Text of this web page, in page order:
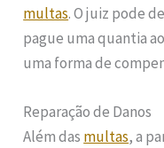
multas. O juiz pode
pague uma quantia
uma forma de
Reparação de Danos
Além das multas, a